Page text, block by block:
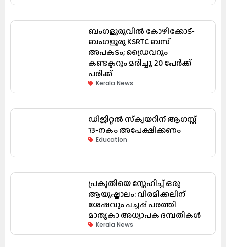
ബംഗളൂരുവിൽ കോഴിക്കോട്-
ബംഗളൂരു KSRTC ബസ്
അപകടം; ഡ്രൈവറും
കണ്ടക്ടറും മരിച്ചു, 20 പേർക്ക്
പരിക്ക്
Kerala News
ഡിജിറ്റൽ സ്‌ക്വയറിന് ആഗസ്റ്റ്
13-നകം അപേക്ഷിക്കണം
Education
പ്രകൃതിയെ സ്നേഹിച്ച് ഒരു
ആയുഷ്കാലം: വിരമിക്കലിന്
ശേഷവും പച്ചപ്പ് പരത്തി
മാതൃകാ അധ്യാപക ദമ്പതികൾ
Kerala News